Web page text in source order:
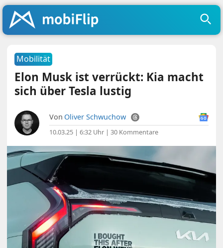
Mobilität
Elon Musk ist verrückt: Kia macht
sich über Tesla lustig
Von Oliver Schwuchow
10.03.25 | 6:32 Uhr |30 Kommentare